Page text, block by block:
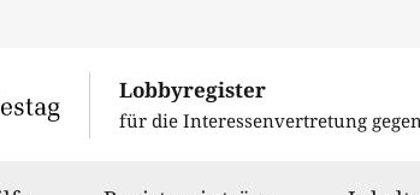
Lobbyregister
für die Interessenvertretung